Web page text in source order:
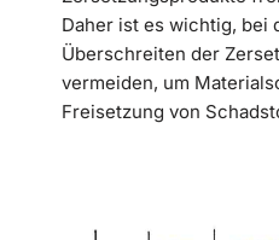
Daher ist es wichtig, bei
Überschreiten der
vermeiden, um
Freisetzung von